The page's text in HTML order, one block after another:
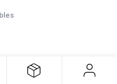
SMS #8x1 1/2 Pck